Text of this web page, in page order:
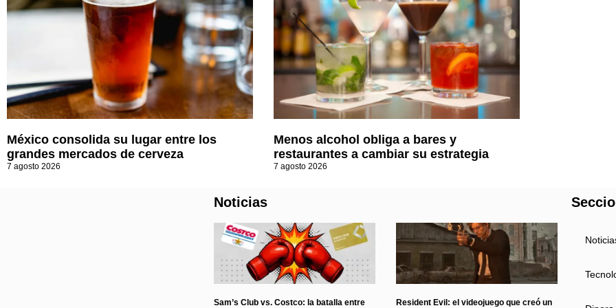
México consolida su lugar entre los
grandes mercados de cerveza
7 agosto 2026
Menos alcohol obliga a bares y
restaurantes a cambiar su estrategia
7 agosto 2026
Noticias
Sam’s Club vs. Costco: la batalla entre
Resident Evil: el videojuego que creó un